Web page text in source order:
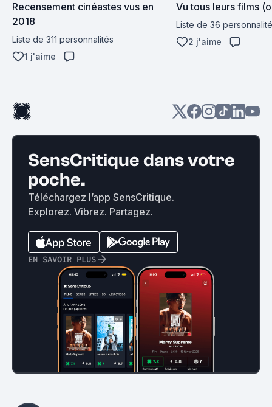
Recensement cinéastes vus en
2018
Liste de 311 personnalités
1 j'aime
Vu tous leurs films
Liste de 36
2 j'aime
SensCritique dans votre
poche.
Téléchargez l’app SensCritique.
Explorez. Vibrez. Partagez.
EN SAVOIR PLUS